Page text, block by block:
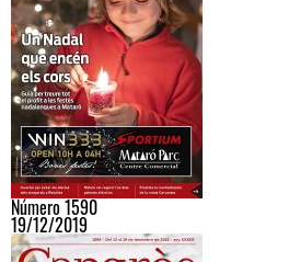
Número 1590
19/12/2019